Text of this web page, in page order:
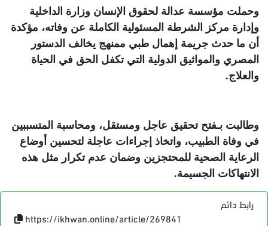
وحملت مؤسسة عدالة لحقوق الإنسان وزارة الداخلية
وإدارة مركز الشرطة المسئولية الكاملة عن وفاته، مؤكدة
أن ما حدث جريمة إهمال طبي ممنهج يخالف الدستور
المصري والمواثيق الدولية التي تكفل الحق في الحياة
والعلاج.
وطالبت بـفتح تحقيق عاجل ومستقل، ومحاسبة المتسببين
في وفاة الطبيب، واتخاذ إجراءات عاجلة لتحسين أوضاع
الرعاية الصحية للمحتجزين وضمان عدم تكرار مثل هذه
الانتهاكات الجسيمة.
رابط دائم
https://ikhwan.online/article/269841